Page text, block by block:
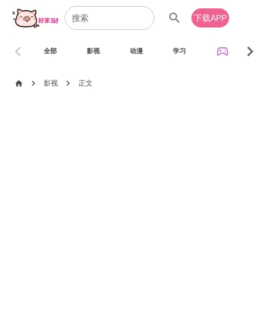
search 下载APP
全部 影视 动漫 学习 sports_esports
chevron_left chevron_right
home chevron_right 影视 chevron_right 正文